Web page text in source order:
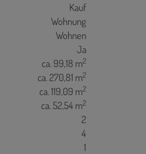
Kauf
Wohnung
Wohnen
Ja
ca. 99,18 m2
ca. 270,81 m2
ca. 119,09 m2
ca. 52,54 m2
2
4
1